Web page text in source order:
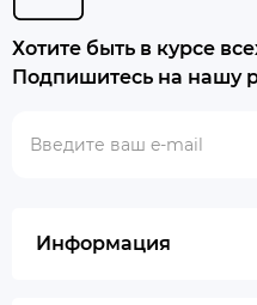
Хотите быть в курсе
Подпишитесь на нашу
Информация